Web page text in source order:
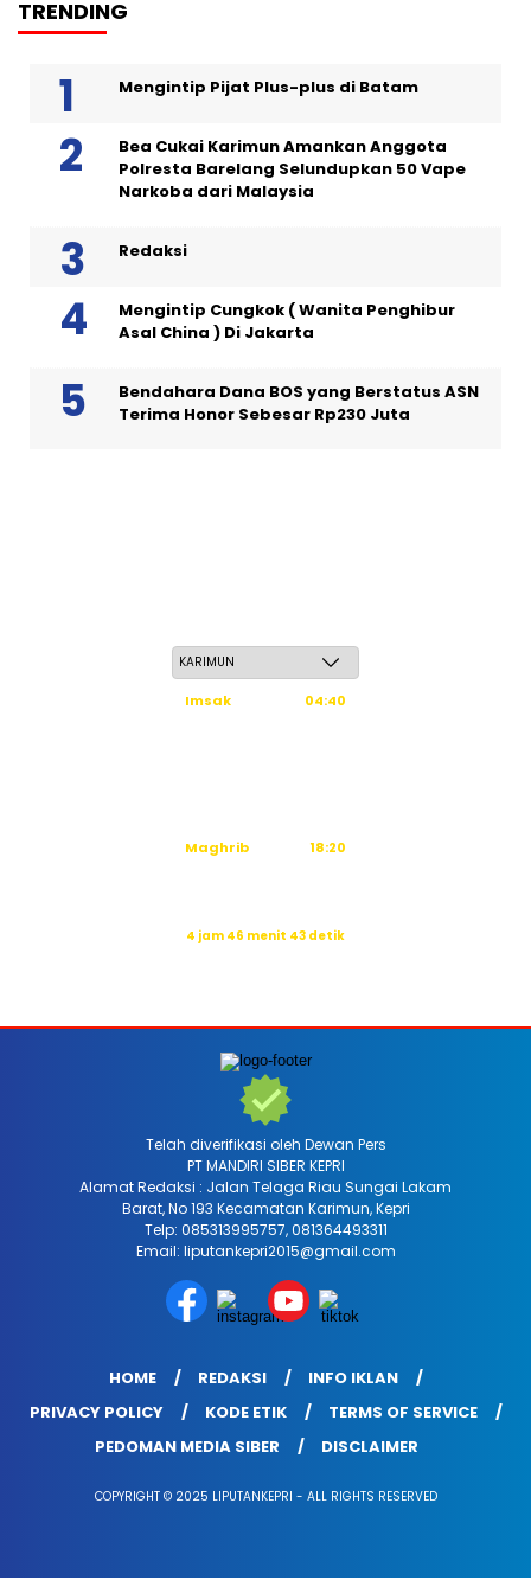
TRENDING
Mengintip Pijat Plus-plus di Batam
Bea Cukai Karimun Amankan Anggota
Polresta Barelang Selundupkan 50 Vape
Narkoba dari Malaysia
Redaksi
Mengintip Cungkok ( Wanita Penghibur
Asal China ) Di Jakarta
Bendahara Dana BOS yang Berstatus ASN
Terima Honor Sebesar Rp230 Juta
Imsak
04:40
Maghrib
18:20
4 jam 46 menit 41 detik
Telah diverifikasi oleh Dewan Pers
PT MANDIRI SIBER KEPRI
Alamat Redaksi : Jalan Telaga Riau Sungai Lakam
Barat, No 193 Kecamatan Karimun, Kepri
Telp: 085313995757, 081364493311
Email: liputankepri2015@gmail.com
HOME REDAKSI
INFO IKLAN
PRIVACY POLICY
KODE ETIK
TERMS OF SERVICE
PEDOMAN MEDIA SIBER
DISCLAIMER
COPYRIGHT © 2025 LIPUTANKEPRI - ALL RIGHTS RESERVED